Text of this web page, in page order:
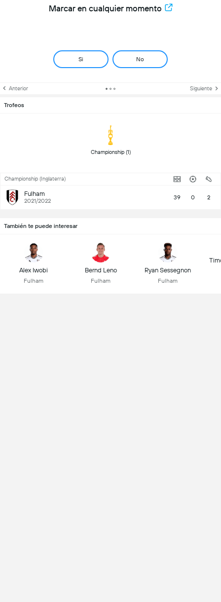
Marcar en cualquier momento
Si No
Anterior Siguiente
Trofeos
Championship (1)
Championship (Inglaterra)
Fulham
2021/2022 39 0 2
También te puede interesar
Alex Iwobi
Fulham
Bernd Leno
Fulham
Ryan Sessegnon
Fulham